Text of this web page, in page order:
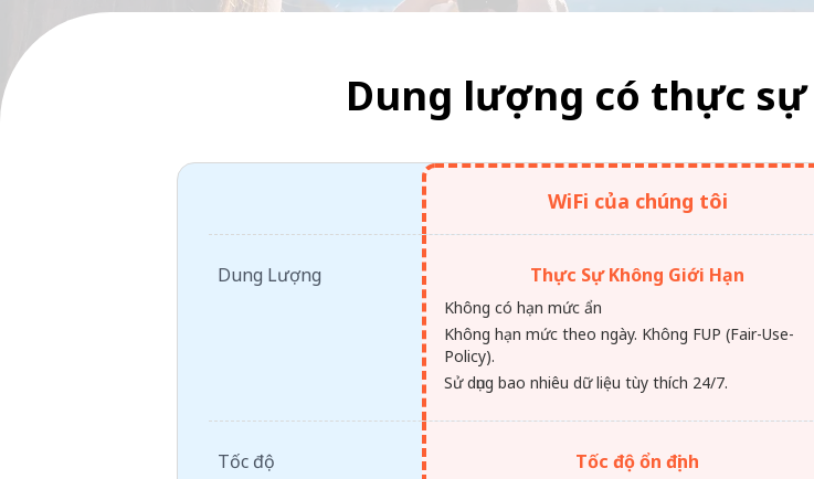
Dung lượng có thực
WiFi của chúng tôi
Dung Lượng Thực Sự Không Giới Hạn
Không có hạn mức ẩn
Không hạn mức theo ngày. Không FUP (Fair-Use-
Policy).
Sử dụng bao nhiêu dữ liệu tùy thích 24/7.
Tốc độ Tốc độ ổn định